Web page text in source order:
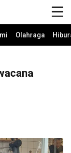
Olahraga